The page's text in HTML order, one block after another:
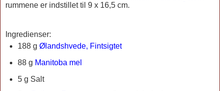
rummene er indstillet til 9 x 16,5 cm.
Ingredienser:
188 g Ølandshvede, Fintsigtet
88 g Manitoba mel
5 g Salt